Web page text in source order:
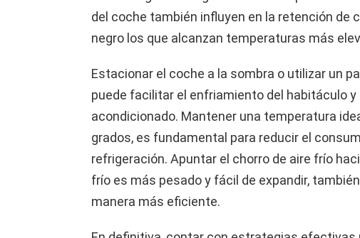
del coche también influyen en la retención de
negro los que alcanzan temperaturas más
Estacionar el coche a la sombra o utilizar un
puede facilitar el enfriamiento del habitáculo y
acondicionado. Mantener una temperatura
grados, es fundamental para reducir el
refrigeración. Apuntar el chorro de aire frío
frío es más pesado y fácil de expandir,
manera más eficiente.